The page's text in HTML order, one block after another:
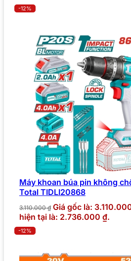
-12%
Máy khoan búa pin không
Total TIDLI20868
3.110.000₫ Giá gốc là:
hiện tại là: 2.736.000 ₫.
-12%